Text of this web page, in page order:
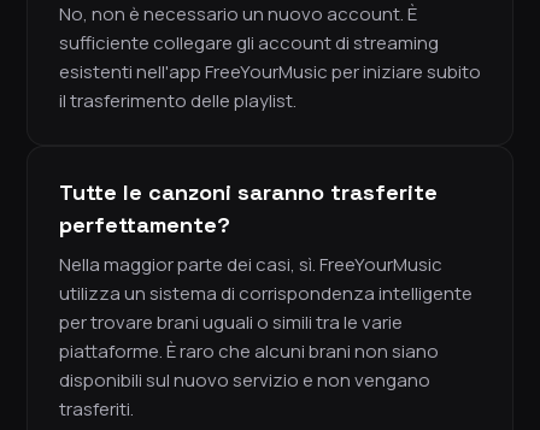
No, non è necessario un nuovo account. È
sufficiente collegare gli account di streaming
esistenti nell'app FreeYourMusic per iniziare subito
il trasferimento delle playlist.
Tutte le canzoni saranno trasferite
perfettamente?
Nella maggior parte dei casi, sì. FreeYourMusic
utilizza un sistema di corrispondenza intelligente
per trovare brani uguali o simili tra le varie
piattaforme. È raro che alcuni brani non siano
disponibili sul nuovo servizio e non vengano
trasferiti.